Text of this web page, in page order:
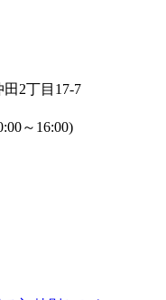
2丁目17-7
～16:00)